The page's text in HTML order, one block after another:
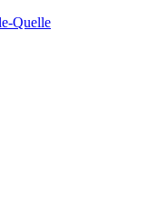
Quelle